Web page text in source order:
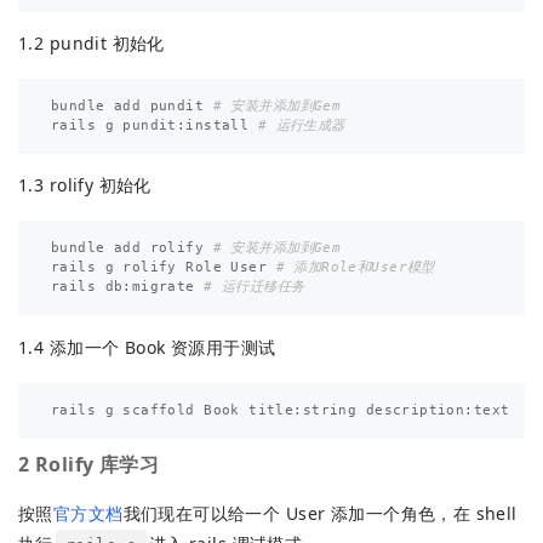
1.2 pundit 初始化
bundle add pundit # 安装并添加到Gem
rails g pundit:install # 运行生成器
1.3 rolify 初始化
bundle add rolify # 安装并添加到Gem
rails g rolify Role User # 添加Role和User模型
rails db:migrate # 运行迁移任务
1.4 添加一个 Book 资源用于测试
2 Rolify 库学习
按照官方文档我们现在可以给一个 User 添加一个角色，在 shell